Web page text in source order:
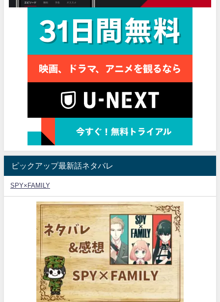
ピックアップ最新話ネタバレ
SPY×FAMILY